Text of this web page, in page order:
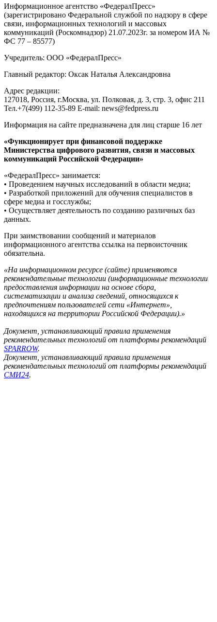
Информационное агентство «ФедералПресс»
(зарегистрировано Федеральной службой по надзору в сфере
связи, информационных технологий и массовых
коммуникаций (Роскомнадзор) 21.07.2023г. за номером ИА №
ФС 77 – 85577)
Учредитель: ООО «ФедералПресс»
Главный редактор: Оксак Наталья Александровна
Адрес редакции:
127018, Россия, г.Москва, ул. Полковая, д. 3, стр. 3, офис 211
Тел.+7(499) 112-35-89 E-mail: news@fedpress.ru
Информация на сайте предназначена для лиц старше 16 лет
«Функционирует при финансовой поддержке
Министерства цифрового развития, связи и массовых
коммуникаций Российской Федерации»
«ФедералПресс» занимается:
• Проведением научных исследований в области медиа;
• Разработкой приложений для обучения специалистов в
сфере медиа и госслужбы;
• Осуществляет деятельность по созданию различных баз
данных.
При заимствовании сообщений и материалов
информационного агентства ссылка на первоисточник
обязательна.
«На информационном ресурсе (сайте) применяются
рекомендательные технологии (информационные технологии
предоставления информации на основе сбора,
систематизации и анализа сведений, относящихся к
предпочтениям пользователей сети «Интернет»,
находящихся на территории Российской Федерации).»
Документ, устанавливающий правила применения
рекомендательных технологий от платформы рекомендаций
SPARROW.
Документ, устанавливающий правила применения
рекомендательных технологий от платформы рекомендаций
СМИ24.